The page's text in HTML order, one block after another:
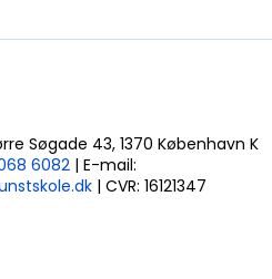
Søgade 43, 1370 København K
6082| E-mail:
| CVR: 16121347​